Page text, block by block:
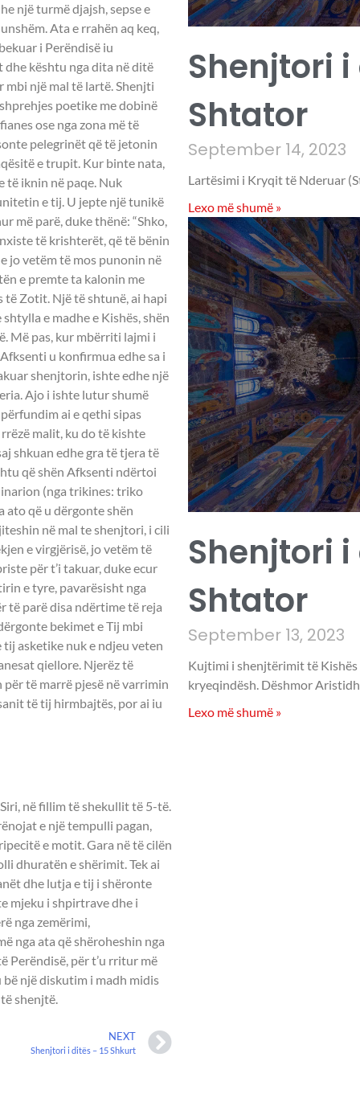
një turmë djajsh, sepse e
Ata e rrahën aq keq,
i Perëndisë iu
kështu nga dita në ditë
mbi një mal të lartë. Shenjti
poetike me dobinë
ose nga zona më të
pelegrinët që të jetonin
e trupit. Kur binte nata,
të iknin në paqe. Nuk
e tij. U jepte një tunikë
më parë, duke thënë: “Shko,
të krishterët, që të bënin
jo vetëm të mos punonin në
e premte ta kalonin me
Zotit. Një të shtunë, ai hapi
e madhe e Kishës, shën
Më pas, kur mbërriti lajmi i
u konfirmua edhe sa i
shenjtorin, ishte edhe një
Ajo i ishte lutur shumë
ai e qethi sipas
malit, ku do të kishte
shkuan edhe gra të tjera të
që shën Afksenti ndërtoi
(nga trikines: triko
ato që u dërgonte shën
në mal te shenjtori, i cili
e virgjërisë, jo vetëm të
për t’i takuar, duke ecur
e tyre, pavarësisht nga
të parë disa ndërtime të reja
bekimet e Tij mbi
asketike nuk e ndjeu veten
qiellore. Njerëz të
të marrë pjesë në varrimin
të tij hirmbajtës, por ai iu
në fillim të shekullit të 5-të.
e një tempulli pagan,
e motit. Gara në të cilën
dhuratën e shërimit. Tek ai
dhe lutja e tij i shëronte
mjeku i shpirtrave dhe i
nga zemërimi,
nga ata që shëroheshin nga
Perëndisë, për t’u rritur më
një diskutim i madh midis
shenjtë.
NEXT
Shenjtori i ditës – 15 Shkurt
Shenjtori i
Shtator
September 14, 2023
Lartësimi i Kryqit të Nderuar
Lexo më shumë »
Shenjtori i
Shtator
September 13, 2023
Kujtimi i shenjtërimit të Kishës
kryeqindësh. Dëshmor
Lexo më shumë »